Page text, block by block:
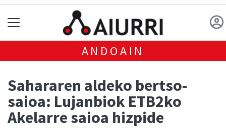
ANDOAIN
Sahararen aldeko bertso-
saioa: Lujanbiok ETB2ko
Akelarre saioa hizpide